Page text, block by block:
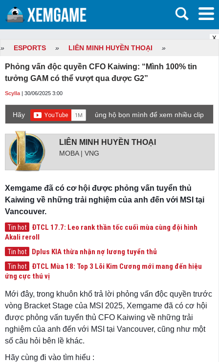
X
» ESPORTS » LIÊN MINH HUYỀN THOẠI »
Phỏng vấn độc quyền CFO Kaiwing: “Mình 100% tin
tưởng GAM có thể vượt qua được G2”
Scylla | 30/06/2025 3:00
Hãy
ủng hộ bọn mình để xem nhiều clip
LIÊN MINH HUYỀN THOẠI
MOBA | VNG
Xemgame đã có cơ hội được phỏng vấn tuyển thủ
Kaiwing về những trải nghiệm của anh đến với MSI tại
Vancouver.
Tin hot
ĐTCL 17.7: Leo rank thần tốc cuối mùa cùng đội hình
Akali reroll
Tin hot Dplus KIA thừa nhận nợ lương tuyển thủ
Tin hot
ĐTCL Mùa 18: Top 3 Lõi Kim Cương mới mang đến hiệu
ứng cực thú vị
Mới đây, trong khuôn khổ trả lời phỏng vấn độc quyền trước
vòng Bracket Stage của MSI 2025, Xemgame đã có cơ hội
được phỏng vấn tuyển thủ CFO Kaiwing về những trải
nghiệm của anh đến với MSI tại Vancouver, cũng như một
số câu hỏi bên lề khác.
Hãy cùng đi vào tìm hiểu :